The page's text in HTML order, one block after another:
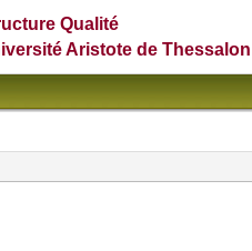
Qualité
Aristote de